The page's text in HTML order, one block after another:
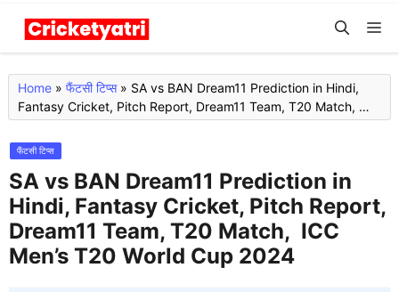
Skip
content
Home » फैंटसी टिप्स» SA vs BAN Dream11 Prediction in Hindi,
Fantasy Cricket, Pitch Report, Dream11 Team, T20 Match,
ICC Men’s T20 World Cup 2024
फैंटसी टिप्स
SA vs BAN Dream11 Prediction in
Hindi, Fantasy Cricket, Pitch Report,
Dream11 Team, T20 Match, ICC
Men’s T20 World Cup 2024